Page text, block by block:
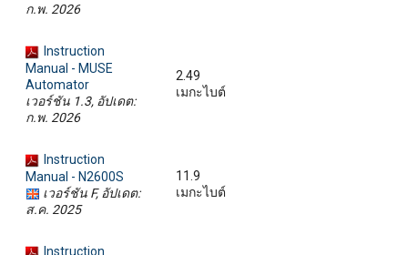
ก.พ. 2026
Instruction
Manual - MUSE
Automator
เวอร์ชัน 1.3, อัปเดต:
ก.พ. 2026
2.49
เมกะไบต์
Instruction
Manual - N2600S
เวอร์ชัน F, อัปเดต:
ส.ค. 2025
11.9
เมกะไบต์
Instruction